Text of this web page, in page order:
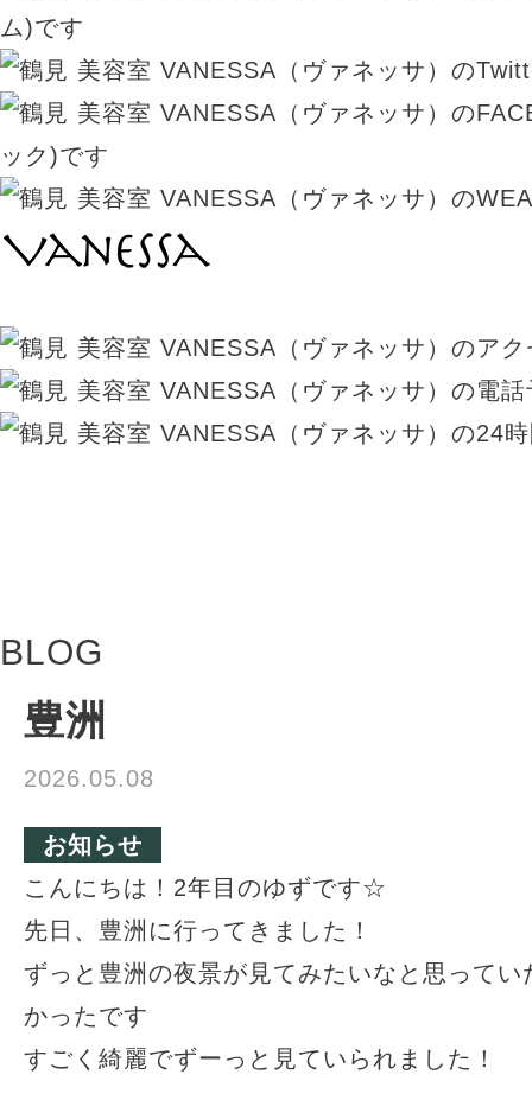
BLOG
豊洲
2026.05.08
お知らせ
こんにちは！2年目のゆずです☆
先日、豊洲に行ってきました！
ずっと豊洲の夜景が見てみたいなと思ってい
かったです
すごく綺麗でずーっと見ていられました！